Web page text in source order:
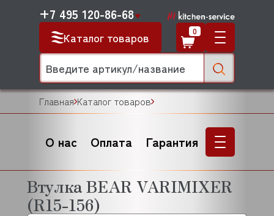
Каталог товаров
+7 495 120-86-68
0
Главная Каталог товаров
О нас Оплата Гарантия
Втулка BEAR VARIMIXER
(R15-156)